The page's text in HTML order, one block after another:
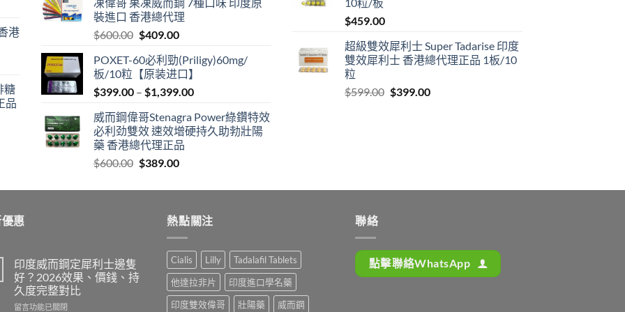
港
糖
品
$599.00.$399.00.
裝進口 香港總代理
$600.00 Original
was:
$600.00.
$409.00Current
is:
$409.00.
POXET-60必利勁(Priligy)60mg/
板/10粒【原装进口】
$399.00 – $1,399.00Price
$399.00
through
威而鋼偉哥Stenagra Power綠鑽特效
必利劲雙效 速效增硬持久助勃壯陽
藥 香港總代理正品
$600.00 Original
was:
$389.00Current
is:
$459.00
超級雙效犀利士 Super Tadarise 印度
雙效犀利士 香港總代理正品 1板/10
粒
$599.00 Original
$399.00Current
惠
印度威而鋼定犀利士邊隻
好？2026效果、價錢、持
久度完整對比
在
留言功能已關閉
熱點關注
Cialis Lilly
Tadalafil Tablets
他達拉非片
印度進口學名藥
印度雙效偉哥
壯陽藥 威而鋼
聯絡
點擊聯絡WhatsApp